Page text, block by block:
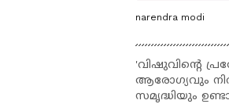
narendra modi
'വിഷുവിന്‍റെ
ആരോഗ്യവും
സമൃദ്ധിയും